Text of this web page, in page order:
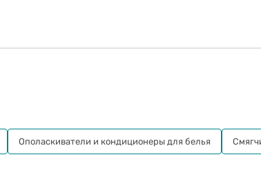
Ополаскиватели и кондиционеры для белья